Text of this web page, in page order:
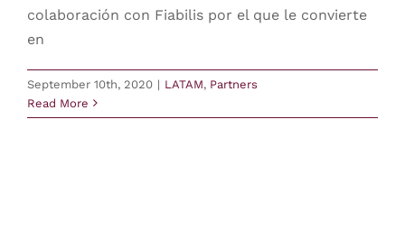
colaboración con Fiabilis por el que le convierte
en
September 10th, 2020 | LATAM, Partners
Read More